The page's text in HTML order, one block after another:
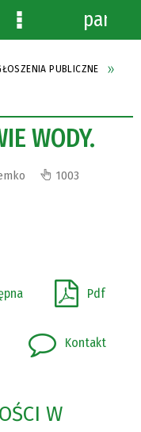
PUBLICZNE
WODY.
1003
Pdf
Kontakt
W
Menu
szczegółowe
panel